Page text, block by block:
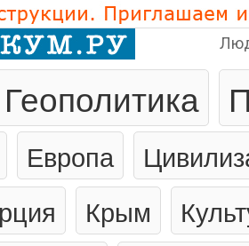
Геополитика
Европа
Крым